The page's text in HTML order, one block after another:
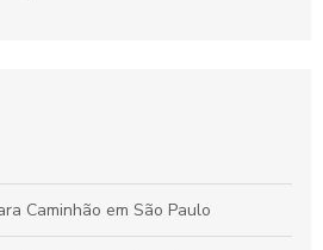
Caminhão em São Paulo